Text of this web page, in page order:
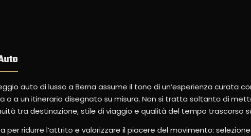
auto di lusso a Berna assume il tono di un’esperienza curata
o a un itinerario disegnato su misura. Non si tratta soltanto di
tra destinazione, stile di viaggio e qualità del tempo trascorso
per ridurre l’attrito e valorizzare il piacere del movimento: